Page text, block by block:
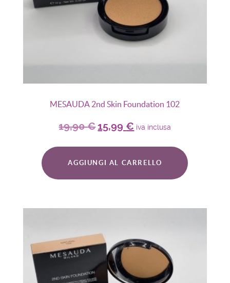
MESAUDA 2nd Skin Foundation 102
19,90€15,99 € iva inclusa
AGGIUNGI AL CARRELLO